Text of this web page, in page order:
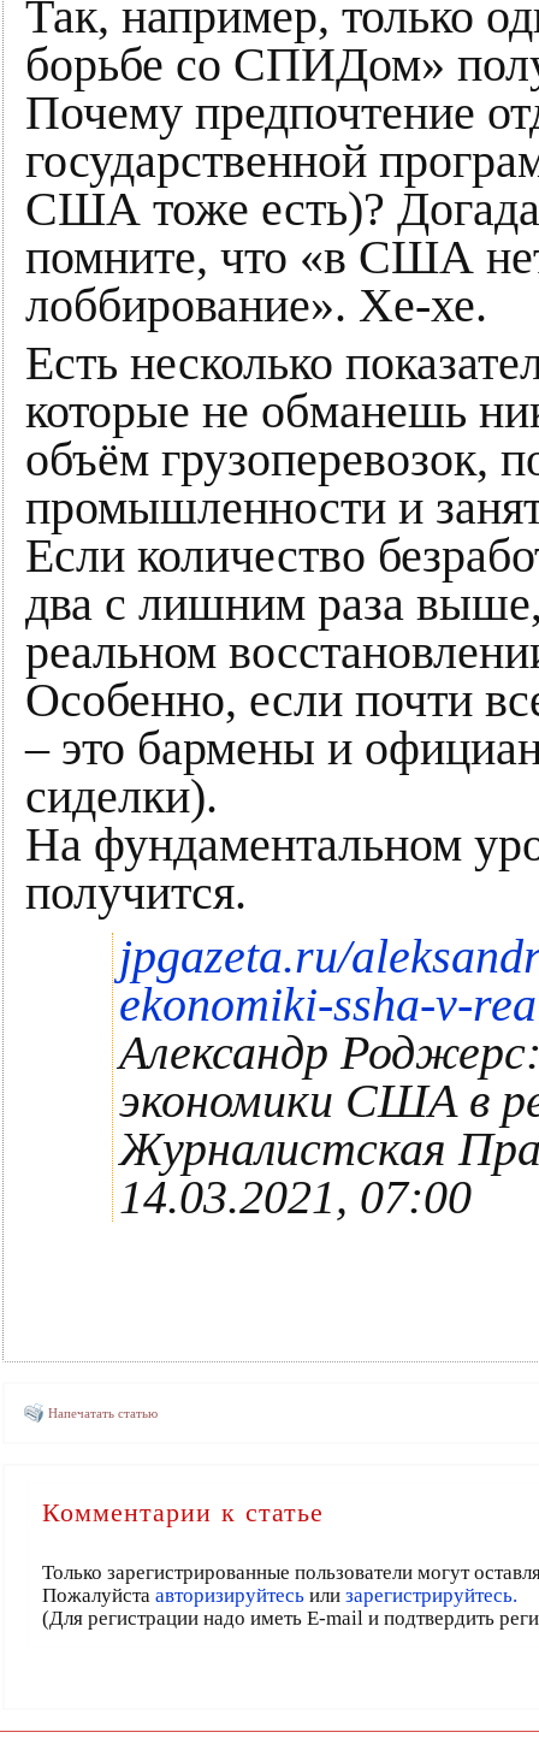
Так, например, только
борьбе со СПИДом»
Почему предпочтение
государственной
США тоже есть)?
помните, что «в США
лоббирование». Хе-хе.
Есть несколько
которые не обманешь
объём грузоперевозок,
промышленности и
Если количество
два с лишним раза
реальном
Особенно, если почти
– это бармены и
сиделки).
На фундаментальном
получится.
jpgazeta.ru/
ekonomiki-ssha-v-
Александр
экономики США в
Журналистская
14.03.2021, 07:00
Напечатать статью
Комментарии к статье
Только зарегистрированные пользователи могут
Пожалуйста авторизируйтесьили зарегистрируйтесь.
(Для регистрации надо иметь E-mail и подтвердить